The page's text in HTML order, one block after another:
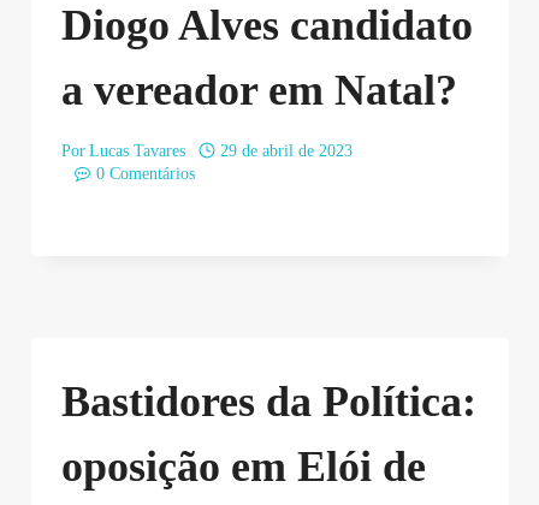
Diogo Alves candidato
a vereador em Natal?
Por Lucas Tavares
29 de abril de 2023
0 Comentários
Bastidores da Política:
oposição em Elói de